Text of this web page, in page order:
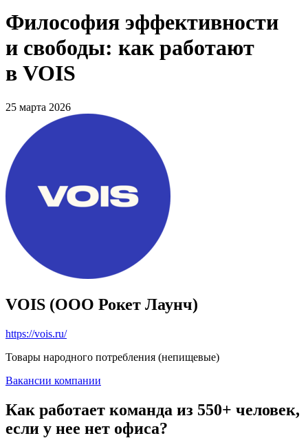
Философия эффективности
и свободы: как работают
в VOIS
25 марта 2026
VOIS (ООО Рокет Лаунч)
https://vois.ru/
Товары народного потребления (непищевые)
Вакансии компании
Как работает команда из 550+ человек,
если у нее нет офиса?